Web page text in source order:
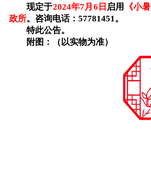
现定于2024年7 月 6 日 启用 《小暑
政所。 咨询电话：57781451。
特此公告。
附图：（以实物为准）